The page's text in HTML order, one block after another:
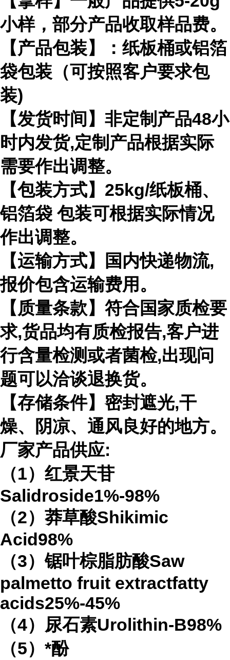
小样，部分产品收取样品费。
【产品包装】：纸板桶或铝箔
袋包装（可按照客户要求包
装)
【发货时间】非定制产品48小
时内发货,定制产品根据实际
需要作出调整。
【包装方式】25kg/纸板桶、
铝箔袋 包装可根据实际情况
作出调整。
【运输方式】国内快递物流,
报价包含运输费用。
【质量条款】符合国家质检要
求,货品均有质检报告,客户进
行含量检测或者菌检,出现问
题可以洽谈退换货。
【存储条件】密封遮光,干
燥、阴凉、通风良好的地方。
厂家产品供应:
（1）红景天苷
Salidroside1%-98%
（2）莽草酸Shikimic
Acid98%
（3）锯叶棕脂肪酸Saw
palmetto fruit extractfatty
acids25%-45%
（4）尿石素Urolithin-B98%
（5）*酚